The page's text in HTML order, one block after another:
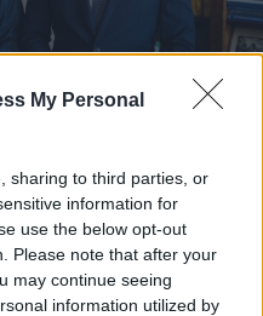
My Personal
sharing to third parties, or
information for
use the below opt-out
Please note that after your
may continue seeing
information utilized by
a felkérést a
tisztségre